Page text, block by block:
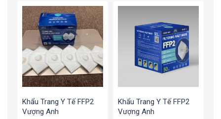
Khẩu Trang Y Tế FFP2
Vượng Anh
Khẩu Trang Y Tế FFP2
Vượng Anh